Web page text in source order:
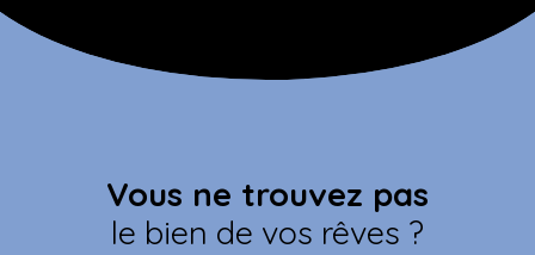
Vous ne trouvez pas
le bien de vos rêves ?